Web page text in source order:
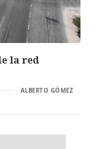
la red
ALBERTO GÓMEZ